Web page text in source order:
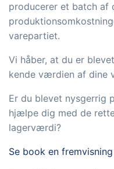
producerer et batch af
varepartiet.
Vi håber, at du er
kende værdien af dine
Er du blevet nysgerrig
hjælpe dig med de
lagerværdi?
Se book en fremvisning